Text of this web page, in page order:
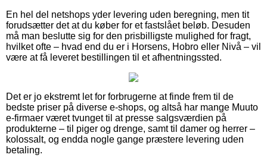
En hel del netshops yder levering uden beregning, men tit
forudsætter det at du køber for et fastslået beløb. Desuden
må man beslutte sig for den prisbilligste mulighed for fragt,
hvilket ofte – hvad end du er i Horsens, Hobro eller Nivå – vil
være at få leveret bestillingen til et afhentningssted.
Det er jo ekstremt let for forbrugerne at finde frem til de
bedste priser på diverse e-shops, og altså har mange Muuto
e-firmaer været tvunget til at presse salgsværdien på
produkterne – til piger og drenge, samt til damer og herrer –
kolossalt, og endda nogle gange præstere levering uden
betaling.